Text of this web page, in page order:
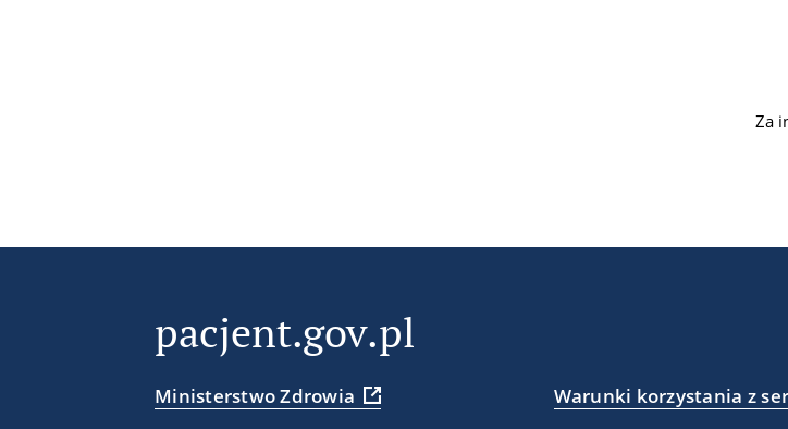
Za
pacjent.gov.pl
Ministerstwo Zdrowia
Warunki korzystania z